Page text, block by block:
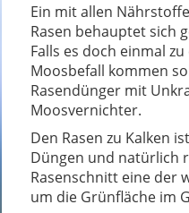
Ein mit allen
Rasen behauptet sich
Falls es doch einmal
Moosbefall kommen
Rasendünger mit
Moosvernichter.
Den Rasen zu Kalken
Düngen und natürlich
Rasenschnitt eine der
um die Grünfläche im